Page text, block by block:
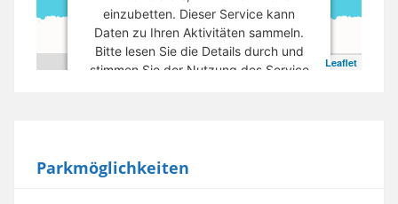
Leaflet
einzubetten. Dieser Service kann
Daten zu Ihren Aktivitäten sammeln.
Bitte lesen Sie die Details durch und
stimmen Sie der Nutzung des Service
Parkmöglichkeiten